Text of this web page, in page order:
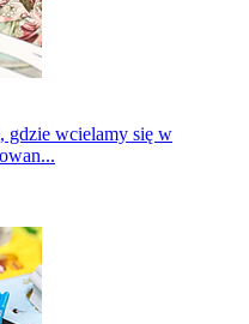
gdzie wcielamy się w